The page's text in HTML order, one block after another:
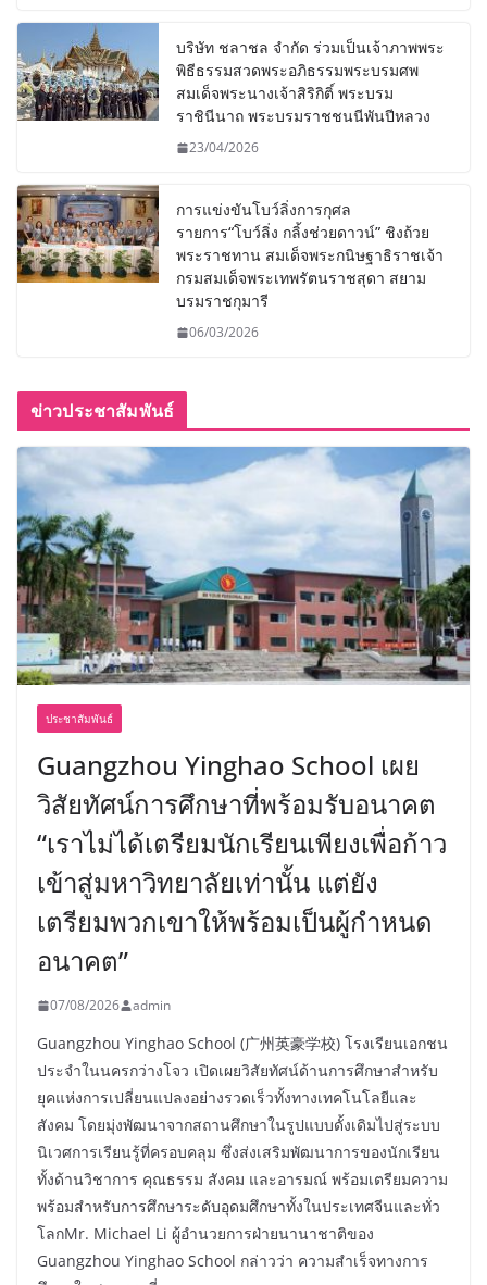
บริษัท ชลาชล จำกัด ร่วมเป็นเจ้าภาพพระ
พิธีธรรมสวดพระอภิธรรมพระบรมศพ
สมเด็จพระนางเจ้าสิริกิติ์ พระบรม
ราชินีนาถ พระบรมราชชนนีพันปีหลวง
23/04/2026
การแข่งขันโบว์ลิ่งการกุศล
รายการ“โบว์ลิ่ง กลิ้งช่วยดาวน์” ชิงถ้วย
พระราชทาน สมเด็จพระกนิษฐาธิราชเจ้า
กรมสมเด็จพระเทพรัตนราชสุดา สยาม
บรมราชกุมารี
06/03/2026
ข่าวประชาสัมพันธ์
ประชาสัมพันธ์
Guangzhou Yinghao School เผย
วิสัยทัศน์การศึกษาที่พร้อมรับอนาคต
“เราไม่ได้เตรียมนักเรียนเพียงเพื่อก้าว
เข้าสู่มหาวิทยาลัยเท่านั้น แต่ยัง
เตรียมพวกเขาให้พร้อมเป็นผู้กำหนด
อนาคต”
07/08/2026 admin
Guangzhou Yinghao School (广州英豪学校) โรงเรียนเอกชน
ประจำในนครกว่างโจว เปิดเผยวิสัยทัศน์ด้านการศึกษาสำหรับ
ยุคแห่งการเปลี่ยนแปลงอย่างรวดเร็วทั้งทางเทคโนโลยีและ
สังคม โดยมุ่งพัฒนาจากสถานศึกษาในรูปแบบดั้งเดิมไปสู่ระบบ
นิเวศการเรียนรู้ที่ครอบคลุม ซึ่งส่งเสริมพัฒนาการของนักเรียน
ทั้งด้านวิชาการ คุณธรรม สังคม และอารมณ์ พร้อมเตรียมความ
พร้อมสำหรับการศึกษาระดับอุดมศึกษาทั้งในประเทศจีนและทั่ว
โลกMr. Michael Li ผู้อำนวยการฝ่ายนานาชาติของ
Guangzhou Yinghao School กล่าวว่า ความสำเร็จทางการ